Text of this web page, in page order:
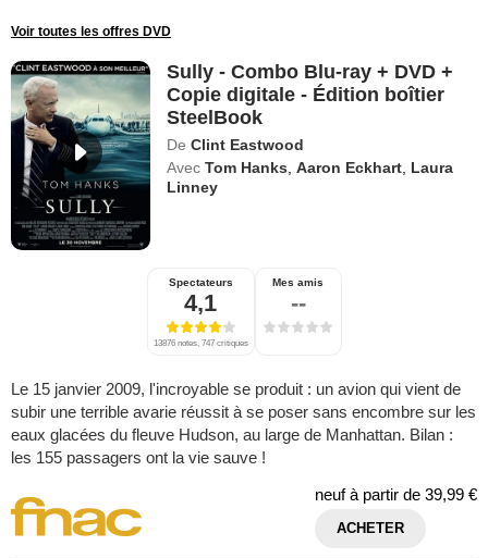
Voir toutes les offres DVD
Sully - Combo Blu-ray + DVD +
Copie digitale - Édition boîtier
SteelBook
De Clint Eastwood
Avec Tom Hanks ,Aaron Eckhart Laura
Linney
Spectateurs
4,1
13876 notes, 747 critiques
Mes amis
--
Le 15 janvier 2009, l'incroyable se produit : un avion qui vient de
subir une terrible avarie réussit à se poser sans encombre sur les
eaux glacées du fleuve Hudson, au large de Manhattan. Bilan :
les 155 passagers ont la vie sauve !
neuf à partir de 39,99 €
ACHETER